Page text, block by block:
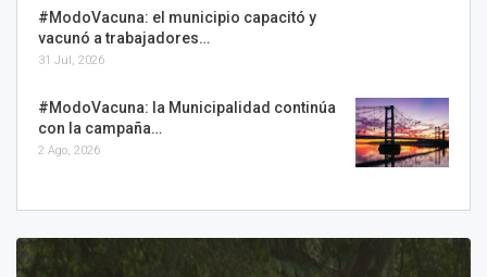
#ModoVacuna: el municipio capacitó y
vacunó a trabajadores…
31 Jul, 2026
#ModoVacuna: la Municipalidad continúa
con la campaña…
2 Ago, 2026